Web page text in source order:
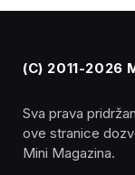
(C) 2011-2026
Sva prava
ove stranice
Mini Magazina.